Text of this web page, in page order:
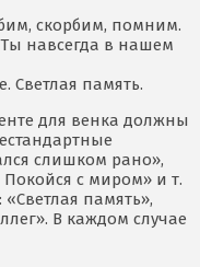
скорбим, помним.
навсегда в нашем
Светлая память.
для венка должны
слишком рано»,
с миром» и т.
память»,
В каждом случае